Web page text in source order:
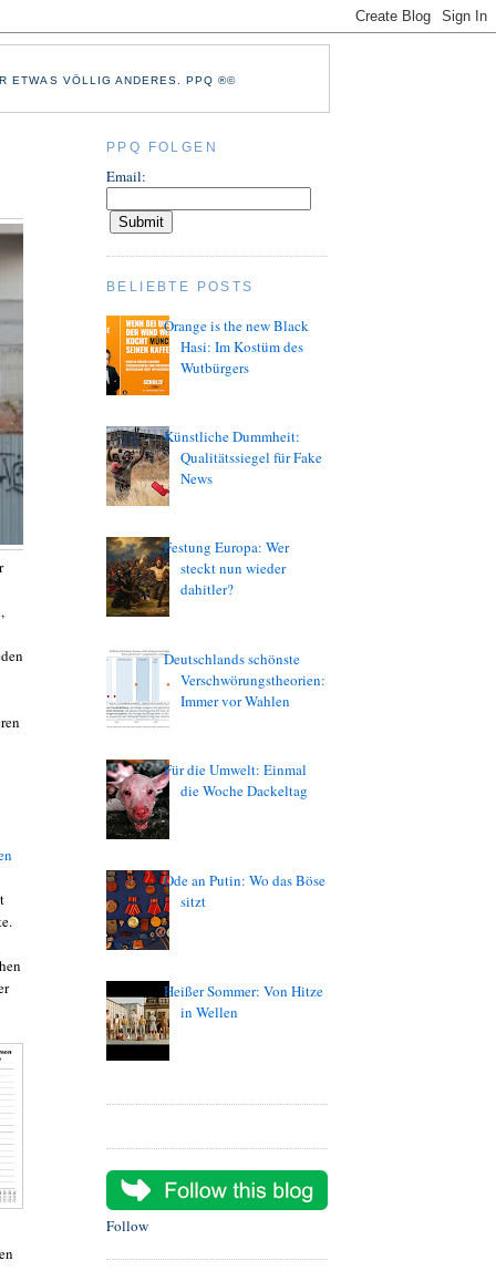
ETWAS VÖLLIG ANDERES. PPQ ®©
PPQ FOLGEN
Email:
BELIEBTE POSTS
Orange is the new Black
Hasi: Im Kostüm des
Wutbürgers
Künstliche Dummheit:
Qualitätssiegel für Fake
News
Festung Europa: Wer
steckt nun wieder
dahitler?
Deutschlands schönste
Verschwörungstheorien:
Immer vor Wahlen
Für die Umwelt: Einmal
die Woche Dackeltag
Ode an Putin: Wo das Böse
sitzt
Heißer Sommer: Von Hitze
in Wellen
Follow